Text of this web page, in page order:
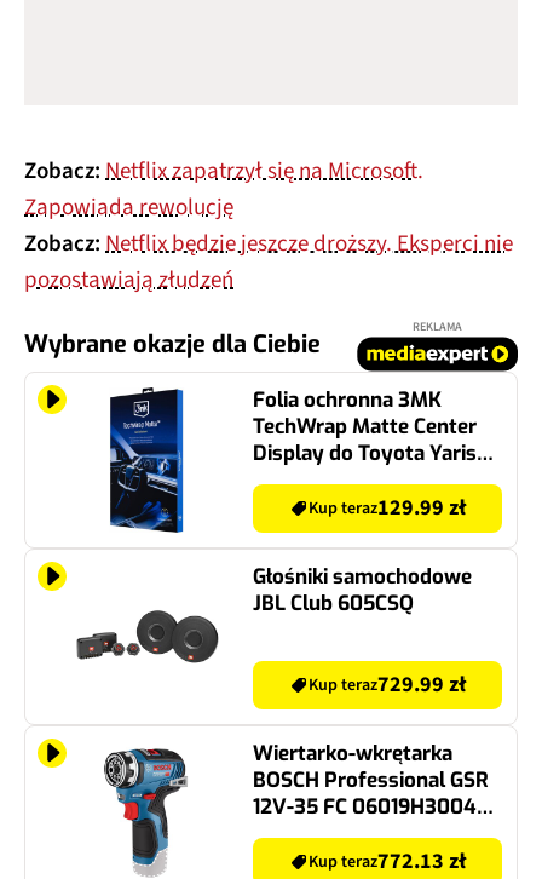
Zobacz:Netflix zapatrzył się na Microsoft.
Zapowiada rewolucję
Zobacz:Netflix będzie jeszcze droższy. Eksperci nie
pozostawiają złudzeń
Wybrane okazje dla Ciebie
REKLAMA
Folia ochronna 3MK
TechWrap Matte Center
Display do Toyota Yaris
Cross 10.5 cali 2024-2026
Kup teraz129.99 zł
Głośniki samochodowe
JBL Club 605CSQ
Kup teraz729.99 zł
Wiertarko-wkrętarka
BOSCH Professional GSR
12V-35 FC 06019H3004
SOLO
Kup teraz772.13 zł